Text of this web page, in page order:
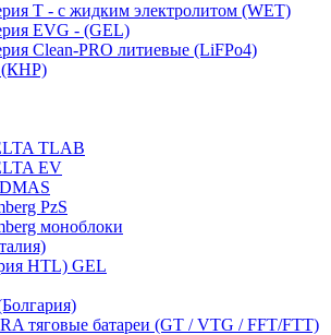
T - с жидким электролитом (WET)
EVG - (GEL)
Clean-PRO литиевые (LiFPo4)
(КНР)
TLAB
EV
PzS
моноблоки
HTL) GEL
тяговые батареи (GT / VTG / FFT/FTT)